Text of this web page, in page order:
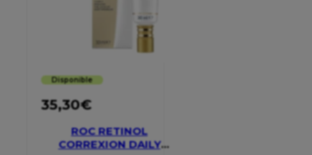
Disponible
35,30€
ROC RETINOL
CORREXION DAILY